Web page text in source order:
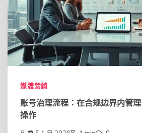
媒體營銷
账号治理流程：在合规边界内管
操作